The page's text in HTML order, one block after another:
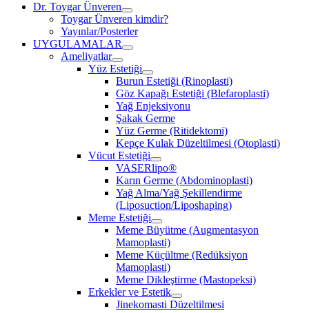
Dr. Toygar Ünveren
Toygar Ünveren kimdir?
Yayınlar/Posterler
UYGULAMALAR
Ameliyatlar
Yüz Estetiği
Burun Estetiği (Rinoplasti)
Göz Kapağı Estetiği (Blefaroplasti)
Yağ Enjeksiyonu
Şakak Germe
Yüz Germe (Ritidektomi)
Kepçe Kulak Düzeltilmesi (Otoplasti)
Vücut Estetiği
VASERlipo®
Karın Germe (Abdominoplasti)
Yağ Alma/Yağ Şekillendirme
(Liposuction/Liposhaping)
Meme Estetiği
Meme Büyütme (Augmentasyon
Mamoplasti)
Meme Küçültme (Redüksiyon
Mamoplasti)
Meme Dikleştirme (Mastopeksi)
Erkekler ve Estetik
Jinekomasti Düzeltilmesi